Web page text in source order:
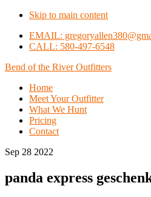
Skip to main content
EMAIL:
CALL: 580-497-6548
Bend of the River Outfitters
Home
Meet Your Outfitter
What We Hunt
Pricing
Contact
Sep 28 2022
panda express